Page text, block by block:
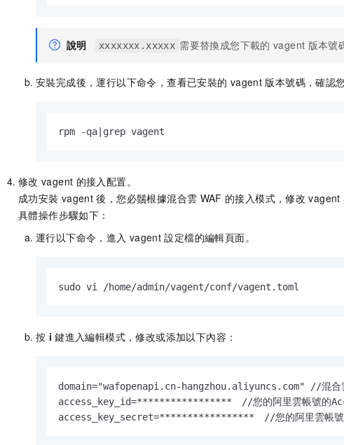
說明 xxxxxxx.xxxxx 需要替換成您下載的 vagent 版本號
安裝完成後，運行以下命令，查看已安裝的 vagent 版本號碼，確認
rpm -qa|grep vagent
修改 vagent 的接入配置。
成功安裝 vagent 後，您必鬚根據混合雲 WAF 的接入模式，修改 vagent
具體操作步驟如下：
運行以下命令，進入 vagent 設定檔的編輯頁面。
sudo vi /home/admin/vagent/conf/vagent.toml
按 i 鍵進入編輯模式，修改或添加以下內容：
domain="wafopenapi.cn-hangzhou.aliyuncs.com" //混合雲
access_key_id=*****************　//您的阿里雲帳號的
access_key_secret=*****************　//您的阿里雲帳號